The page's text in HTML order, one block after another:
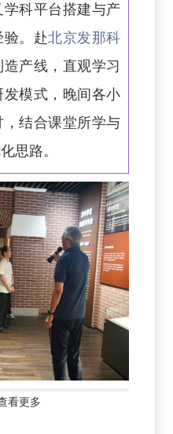
科平台搭建与产
验。赴北京发那科
产线，直观学习
模式，晚间各小
结合课堂所学与
思路。
看更多